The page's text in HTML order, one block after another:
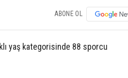
ABONE OL
yaş kategorisinde 88 sporcu